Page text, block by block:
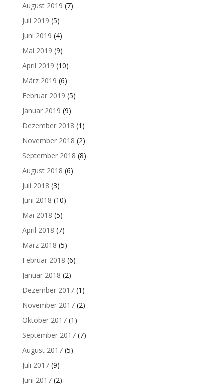
August 2019 (7)
Juli 2019 (5)
Juni 2019 (4)
Mai 2019 (9)
April 2019 (10)
März 2019 (6)
Februar 2019 (5)
Januar 2019 (9)
Dezember 2018 (1)
November 2018 (2)
September 2018 (8)
August 2018 (6)
Juli 2018 (3)
Juni 2018 (10)
Mai 2018 (5)
April 2018 (7)
März 2018 (5)
Februar 2018 (6)
Januar 2018 (2)
Dezember 2017(1)
November 2017(2)
Oktober 2017(1)
September 2017(7)
August 2017(5)
Juli 2017(9)
Juni 2017(2)